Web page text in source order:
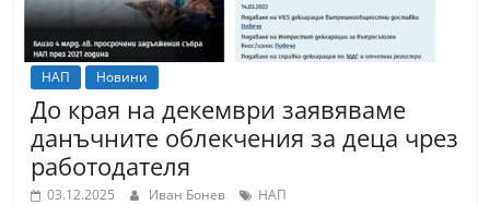
З
а
г
о
р
а
–
НАП Новини
До края на декември заявяваме
данъчните облекчения за деца чрез
работодателя
03.12.2025 Иван Бонев НАП